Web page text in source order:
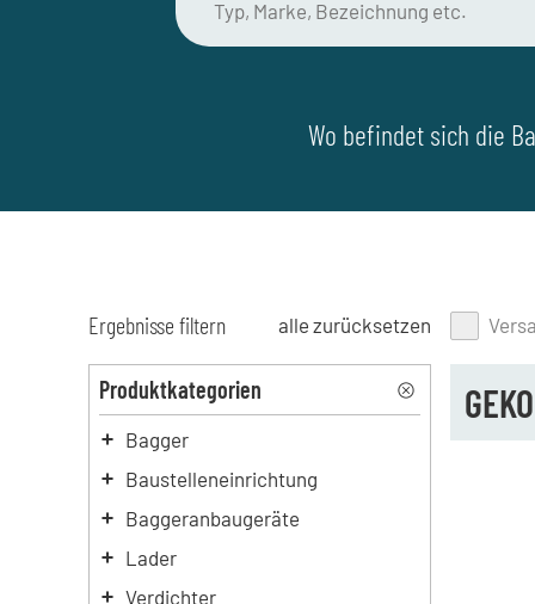
Wo befindet sich die
Ergebnisse filtern alle zurücksetzen
Produktkategorien
Bagger
Baustelleneinrichtung
Baggeranbaugeräte
Lader
Verdichter